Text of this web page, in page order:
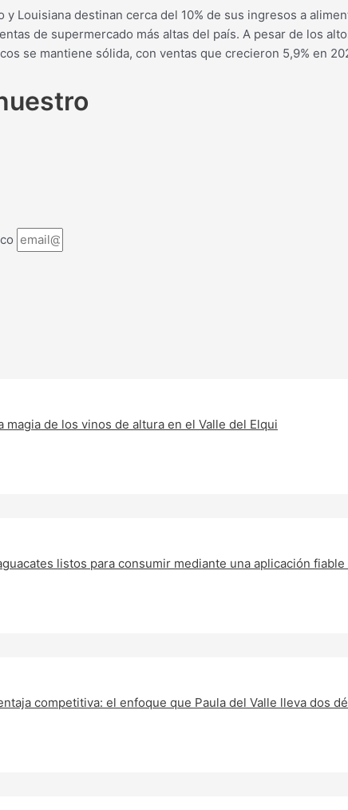
y Louisiana destinan cerca del 10% de sus ingresos a
de supermercado más altas del país. A pesar de los
se mantiene sólida, con ventas que crecieron 5,9% en
magia de los vinos de altura en el Valle del Elqui
listos para consumir mediante una aplicación fiable
competitiva: el enfoque que Paula del Valle lleva dos